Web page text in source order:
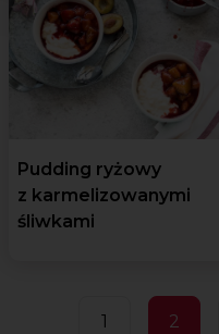
Pudding ryżowy
z karmelizowanymi
śliwkami
1 2